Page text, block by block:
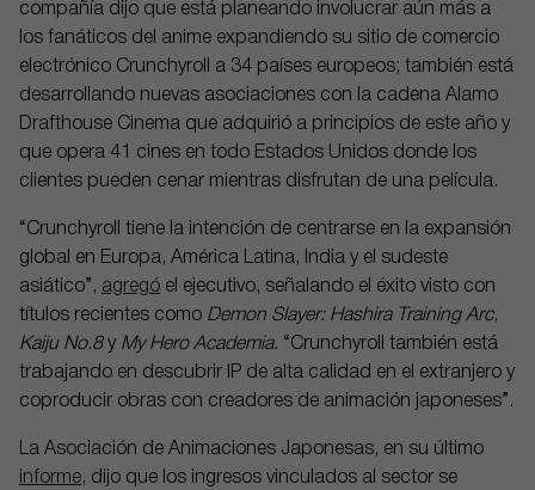
compañía dijo que está planeando involucrar aún más a
los fanáticos del anime expandiendo su sitio de comercio
electrónico Crunchyroll a 34 países europeos; también está
desarrollando nuevas asociaciones con la cadena Alamo
Drafthouse Cinema que adquirió a principios de este año y
que opera 41 cines en todo Estados Unidos donde los
clientes pueden cenar mientras disfrutan de una película.
“Crunchyroll tiene la intención de centrarse en la expansión
global en Europa, América Latina, India y el sudeste
asiático”, agregó el ejecutivo, señalando el éxito visto con
títulos recientes como Demon Slayer: Hashira Training Arc,
Kaiju No.8y My Hero Academia. “Crunchyroll también está
trabajando en descubrir IP de alta calidad en el extranjero y
coproducir obras con creadores de animación japoneses”.
La Asociación de Animaciones Japonesas, en su último
informe, dijo que los ingresos vinculados al sector se